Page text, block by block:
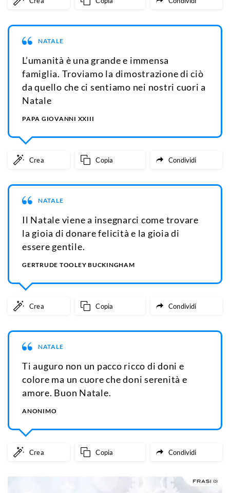
NATALE
L’umanità è una grande e immensa
famiglia. Troviamo la dimostrazione di ciò
da quello che ci sentiamo nei nostri cuori a
Natale
PAPA GIOVANNI XXIII
Crea Copia Condividi
NATALE
Il Natale viene a insegnarci come trovare
la gioia di donare felicità e la gioia di
essere gentile.
GERTRUDE TOOLEY BUCKINGHAM
Crea Copia Condividi
NATALE
Ti auguro non un pacco ricco di doni e
colore ma un cuore che doni serenità e
amore. Buon Natale.
ANONIMO
Crea Copia Condividi